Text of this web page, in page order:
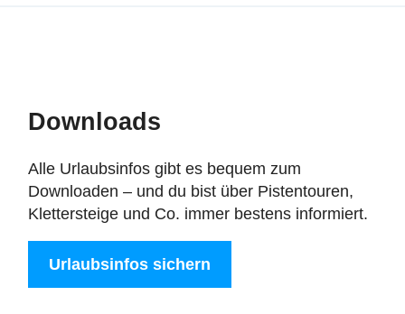
Downloads
Alle Urlaubsinfos gibt es bequem zum
Downloaden – und du bist über Pistentouren,
Klettersteige und Co. immer bestens informiert.
Urlaubsinfos sichern